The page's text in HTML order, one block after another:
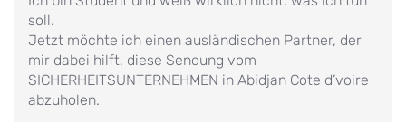
soll.
Jetzt möchte ich einen ausländischen Partner, der
mir dabei hilft, diese Sendung vom
SICHERHEITSUNTERNEHMEN in Abidjan Cote d’voire
abzuholen.